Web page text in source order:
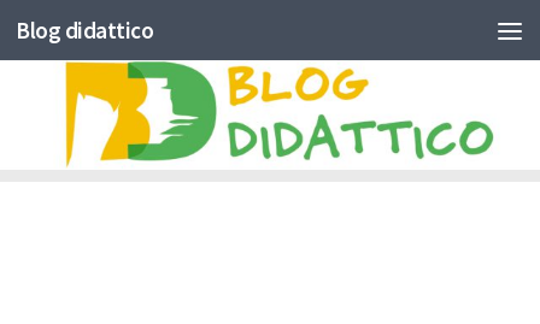
Skip to content
Blog didattico